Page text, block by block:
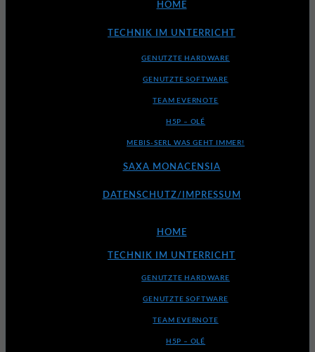
HOME
TECHNIK IM UNTERRICHT
GENUTZTE HARDWARE
GENUTZTE SOFTWARE
TEAM EVERNOTE
H5P – OLÉ
MEBIS-SERL WAS GEHT IMMER!
SAXA MONACENSIA
DATENSCHUTZ/IMPRESSUM
HOME
TECHNIK IM UNTERRICHT
GENUTZTE HARDWARE
GENUTZTE SOFTWARE
TEAM EVERNOTE
H5P – OLÉ